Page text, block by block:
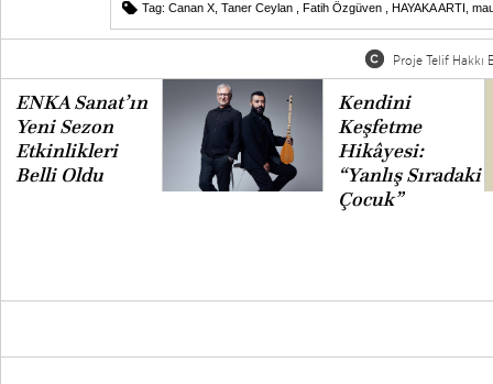
Tag: Canan X Taner Ceylan Fatih Özgüven HAYAKA ARTI
Proje Telif Hakkı
ENKA Sanat’ın
Yeni Sezon
Etkinlikleri
Belli Oldu
Kendini
Keşfetme
Hikâyesi:
“Yanlış Sıradaki
Çocuk”